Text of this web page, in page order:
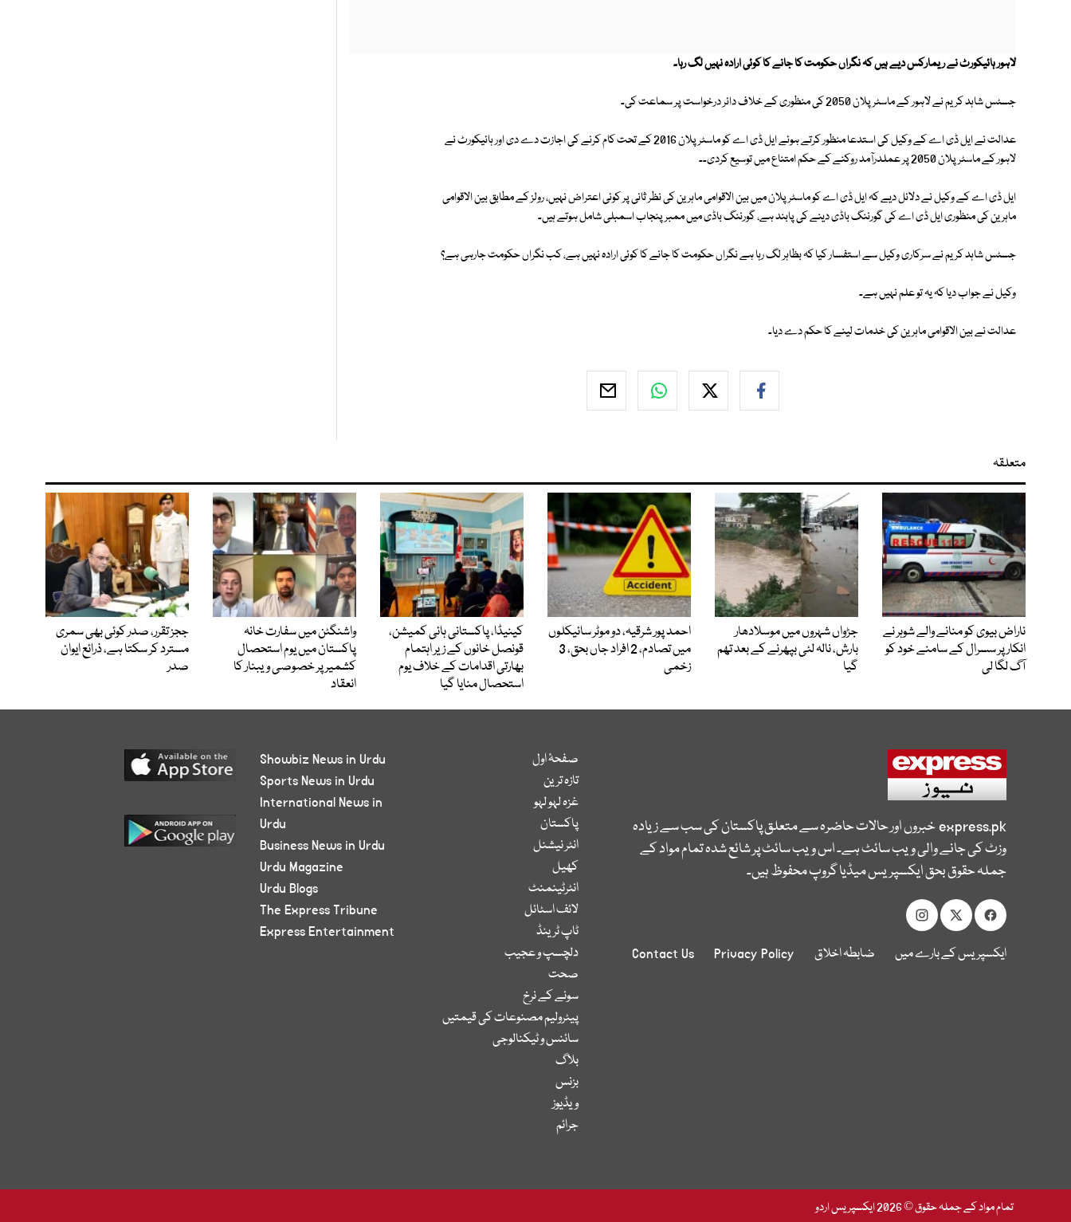
لاہور ہائیکورٹ نے ریمارکس دیے ہیں کہ نگراں حکومت کا جانے کا کوئی ارادہ نہیں لگ رہا۔
جسٹس شاہد کریم نے لاہور کے ماسٹر پلان 2050 کی منظوری کے خلاف دائر درخواست پر سماعت کی۔
عدالت نے ایل ڈی اے کے وکیل کی استدعا منظور کرتے ہوئے ایل ڈی اے کو ماسٹر پلان 2016 کے تحت کام کرنے کی اجازت دے دی اور ہائیکورٹ نے
لاہور کے ماسٹر پلان 2050 پر عملدرآمد روکنے کے حکم امتناع میں توسیع کردی۔۔
ایل ڈی اے کے وکیل نے دلائل دیے کہ ایل ڈی اے کو ماسٹر پلان میں بین الاقوامی ماہرین کی نظر ثانی پر کوئی اعتراض نہیں، رولز کے مطابق بین الاقوامی
ماہرین کی منظوری ایل ڈی اے کی گورننگ باڈی دینے کی پابند ہے، گورننگ باڈی میں ممبر پنجاب اسمبلی شامل ہوتے ہیں۔
جسٹس شاہد کریم نے سرکاری وکیل سے استفسار کیا کہ بظاہر لگ رہا ہے نگراں حکومت کا جانے کا کوئی ارادہ نہیں ہے، کب نگراں حکومت جارہی ہے؟
وکیل نے جواب دیا کہ یہ تو علم نہیں ہے۔
عدالت نے بین الاقوامی ماہرین کی خدمات لینے کا حکم دے دیا۔
متعلقہ
ناراض بیوی کو منانے والے شوہر نے
انکار پر سسرال کے سامنے خود کو
آگ لگا لی
جڑواں شہروں میں موسلادھار
بارش، نالہ لئی بپھرنے کے بعد تھم
گیا
احمد پور شرقیہ، دو موٹر سائیکلوں
میں تصادم، 2 افراد جاں بحق، 3
زخمی
کینیڈا، پاکستانی ہائی کمیشن،
قونصل خانوں کے زیر اہتمام
بھارتی اقدامات کے خلاف یوم
استحصال منایا گیا
واشنگٹن میں سفارت خانہ
پاکستان میں یوم استحصال
کشمیر پر خصوصی ویبنار کا
انعقاد
ججز تقرر، صدر کوئی بھی سمری
مسترد کر سکتا ہے، ذرائع ایوان
صدر
express.pkخبروں اور حالات حاضرہ سے متعلق پاکستان کی سب سے زیادہ
وزٹ کی جانے والی ویب سائٹ ہے۔ اس ویب سائٹ پر شائع شدہ تمام مواد کے
جملہ حقوق بحق ایکسپریس میڈیا گروپ محفوظ ہیں۔
ایکسپریس کے بارے میں ضابطہ اخلاق Privacy Policy
Contact Us
صفحۂ اول
تازہ ترین
غزہ لہو لہو
پاکستان
انٹر نیشنل
کھیل
انٹرٹینمنٹ
لائف اسٹائل
ٹاپ ٹرینڈ
دلچسپ و عجیب
صحت
سونے کے نرخ
پیٹرولیم مصنوعات کی قیمتیں
سائنس و ٹیکنالوجی
بلاگ
بزنس
ویڈیوز
جرائم
Showbiz News in Urdu
Sports News in Urdu
International News in
Urdu
Business News in Urdu
Urdu Magazine
Urdu Blogs
The Express Tribune
Express Entertainment
تمام مواد کے جملہ حقوق © 2026 ایکسپریس اردو